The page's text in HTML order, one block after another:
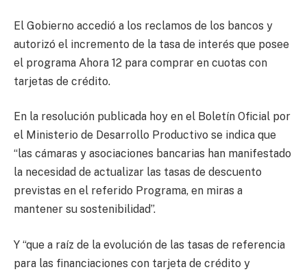
El Gobierno accedió a los reclamos de los bancos y
autorizó el incremento de la tasa de interés que posee
el programa Ahora 12 para comprar en cuotas con
tarjetas de crédito.
En la resolución publicada hoy en el Boletín Oficial por
el Ministerio de Desarrollo Productivo se indica que
“las cámaras y asociaciones bancarias han manifestado
la necesidad de actualizar las tasas de descuento
previstas en el referido Programa, en miras a
mantener su sostenibilidad”.
Y “que a raíz de la evolución de las tasas de referencia
para las financiaciones con tarjeta de crédito y